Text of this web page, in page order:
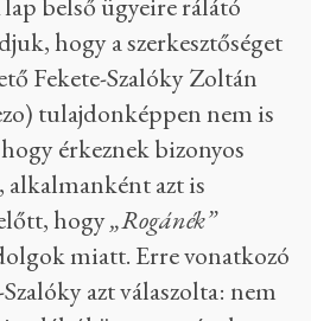
hogy a szerkesztőséget
Fekete-Szalóky Zoltán
tulajdonképpen nem is
érkeznek bizonyos
azt is
hogy„Rogánék”
miatt. Erre vonatkozó
azt válaszolta: nem